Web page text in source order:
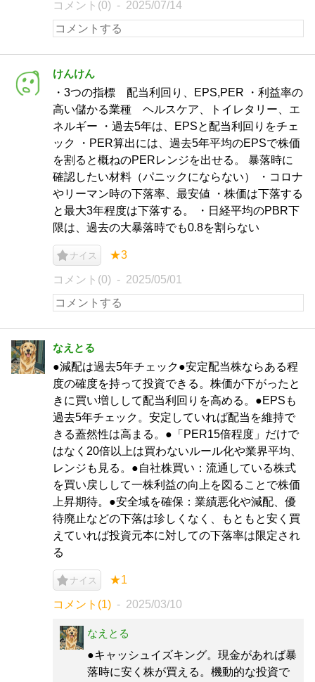
コメント(0) 2025/07/14
けんけん
・3つの指標 配当利回り、EPS,PER ・利益率の
高い儲かる業種 ヘルスケア、トイレタリー、エ
ネルギー ・過去5年は、EPSと配当利回りをチェ
ック ・PER算出には、過去5年平均のEPSで株価
を割ると概ねのPERレンジを出せる。 暴落時に
確認したい材料（パニックにならない） ・コロナ
やリーマン時の下落率、最安値 ・株価は下落する
と最大3年程度は下落する。 ・日経平均のPBR下
限は、過去の大暴落時でも0.8を割らない
ナイス ★3
コメント(0) 2025/05/01
なえとる
●減配は過去5年チェック●安定配当株ならある程
度の確度を持って投資できる。株価が下がったと
きに買い増しして配当利回りを高める。●EPSも
過去5年チェック。安定していれば配当を維持で
きる蓋然性は高まる。●「PER15倍程度」だけで
はなく20倍以上は買わないルール化や業界平均、
レンジも見る。●自社株買い：流通している株式
を買い戻しして一株利益の向上を図ることで株価
上昇期待。●安全域を確保：業績悪化や減配、優
待廃止などの下落は珍しくなく、もともと安く買
えていれば投資元本に対しての下落率は限定され
る
ナイス ★1
コメント(1) 2025/03/10
なえとる
●キャッシュイズキング。現金があれば暴
落時に安く株が買える。機動的な投資で